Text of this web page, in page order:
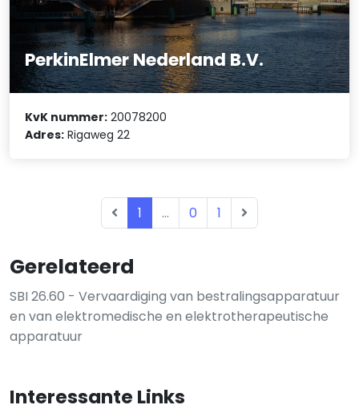
Gerelateerd
SBI 26.60 - Vervaardiging van bestralingsapparatuur
en van elektromedische en elektrotherapeutische
apparatuur
Interessante Links
PerkinElmer Nederland B.V.
KvK nummer: 20078200
Adres: Rigaweg 22
1 ... 0 1